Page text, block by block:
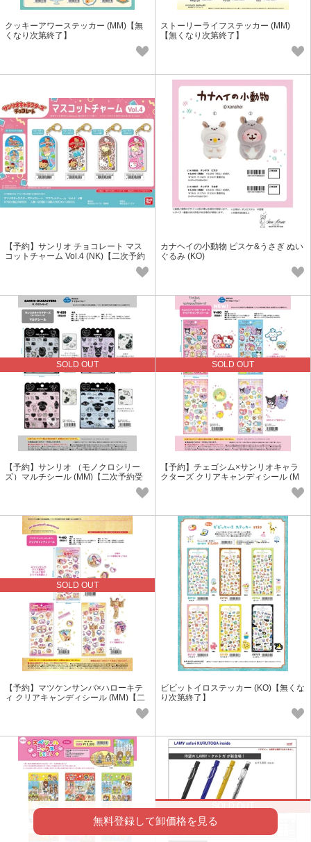
クッキーアワーステッカー (MM)【無
くなり次第終了】
ストーリーライフステッカー (MM)
【無くなり次第終了】
【予約】サンリオ チョコレート マス
コットチャーム Vol.4 (NK)【二次予約
カナヘイの小動物 ピスケ&うさぎ ぬい
ぐるみ (KO)
SOLD OUT
【予約】サンリオ （モノクロシリー
ズ）マルチシール (MM)【二次予約受
SOLD OUT
【予約】チェゴシム×サンリオキャラ
クターズ クリアキャンディシール (M
SOLD OUT
【予約】マツケンサンバ×ハローキテ
ィ クリアキャンディシール (MM)【二
ビビットイロステッカー (KO)【無くな
り次第終了】
SOLD OUT
無料登録して卸価格を見る